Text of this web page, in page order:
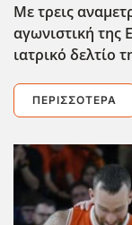
Με τρεις
αγωνιστική της
ιατρικό δελτίο
ΠΕΡΙΣΣΌΤΕΡΑ